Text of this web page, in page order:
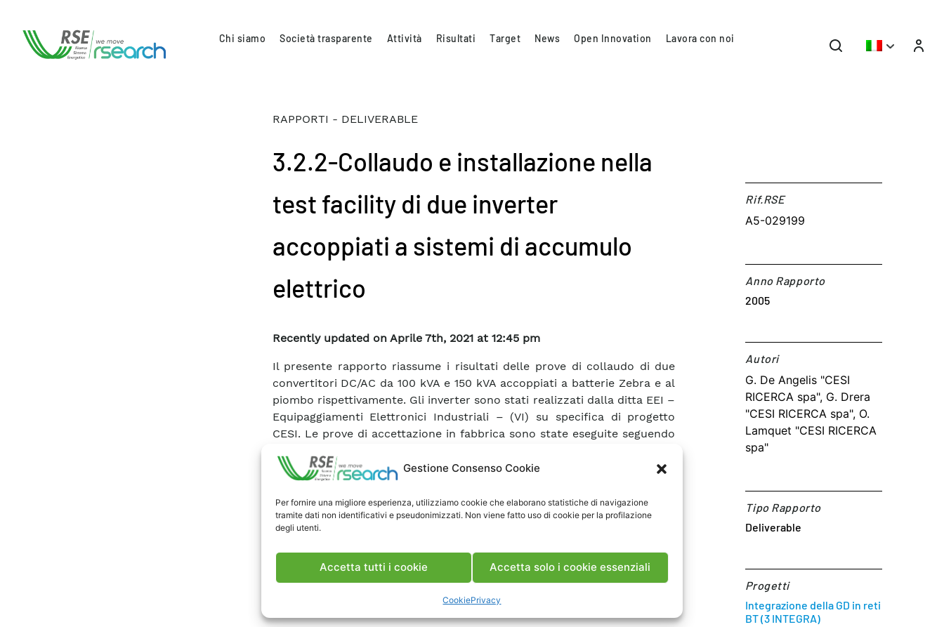
Gestione Consenso Cookie
Per fornire una migliore esperienza, utilizziamo cookie che elaborano statistiche di navigazione
tramite dati non identificativi e pseudonimizzati. Non viene fatto uso di cookie per la profilazione
degli utenti.
Accetta tutti i cookie Accetta solo i cookie essenziali
CookiePrivacy
Chi siamo Società trasparente Attività Risultati Target News Open Innovation Lavora con noi
RAPPORTI - DELIVERABLE
3.2.2-Collaudo e installazione nella
test facility di due inverter
accoppiati a sistemi di accumulo
elettrico
Recently updated on Aprile 7th, 2021 at 12:45 pm
Il presente rapporto riassume i risultati delle prove di collaudo di due
convertitori DC/AC da 100 kVA e 150 kVA accoppiati a batterie Zebra e al
piombo rispettivamente. Gli inverter sono stati realizzati dalla ditta EEI –
Equipaggiamenti Elettronici Industriali – (VI) su specifica di progetto
CESI. Le prove di accettazione in fabbrica sono state eseguite seguendo
stabilimento EEI sito in viale dell’Industria – Vicenza. Il collaudo finale è
stato eseguito presso la sede del CESI di via Rubattino a Milano. Queste
prove sono state condotte nel periodo maggio – luglio 2005. I sistemi di
accumulo-inverter sono attualmente installati nella Test Facility CESI e
funzionanti secondo le modalità specificate al costruttore.
Rif.RSE​
A5-029199
Anno Rapporto
2005
Autori​
G. De Angelis "CESI
RICERCA spa", G. Drera
"CESI RICERCA spa", O.
Lamquet "CESI RICERCA
spa"
Tipo Rapporto
Deliverable
Progetti
Integrazione della GD in reti
BT (3 INTEGRA)